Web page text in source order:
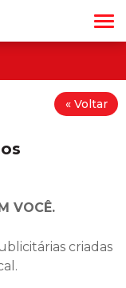
« Voltar
VOCÊ.
criadas